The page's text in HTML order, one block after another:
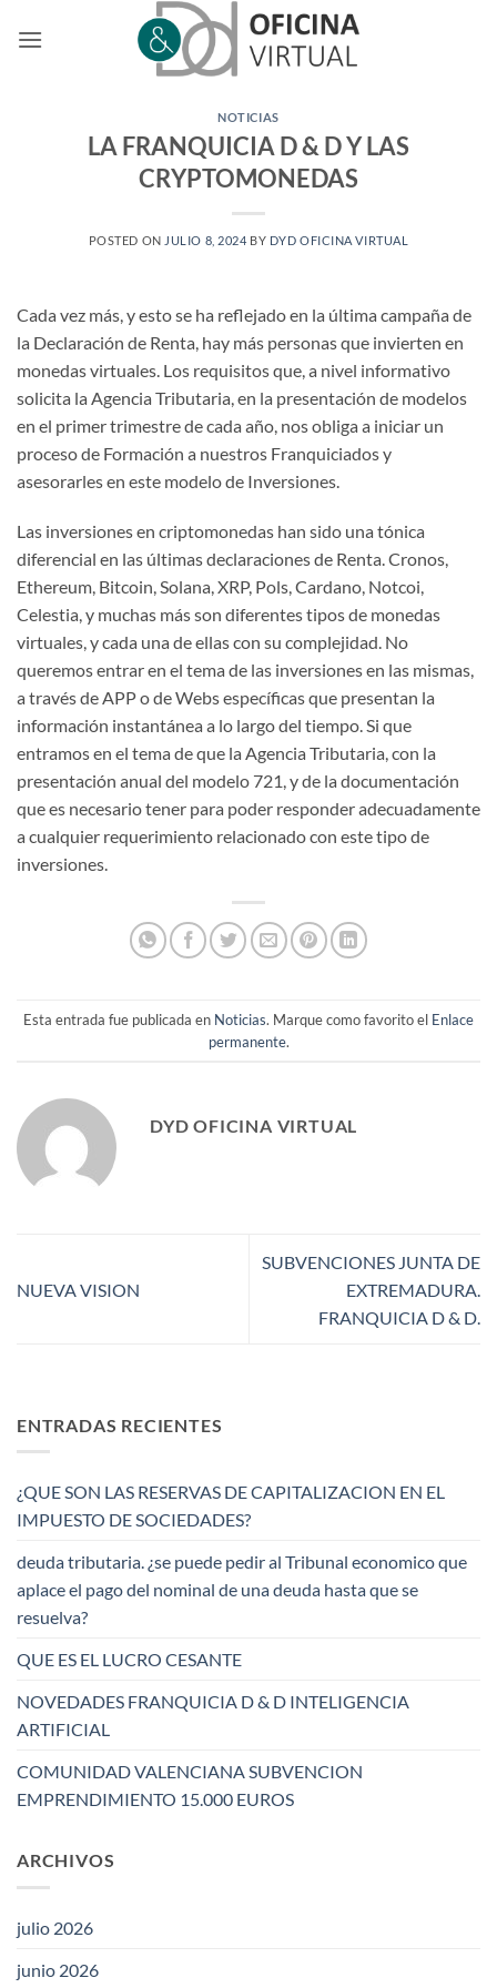
NOTICIAS
LA FRANQUICIA D & D Y LAS
CRYPTOMONEDAS
POSTED ON JULIO 8, 2024 BY DYD OFICINA VIRTUAL
Cada vez más, y esto se ha reflejado en la última campaña de
la Declaración de Renta, hay más personas que invierten en
monedas virtuales. Los requisitos que, a nivel informativo
solicita la Agencia Tributaria, en la presentación de modelos
en el primer trimestre de cada año, nos obliga a iniciar un
proceso de Formación a nuestros Franquiciados y
asesorarles en este modelo de Inversiones.
Las inversiones en criptomonedas han sido una tónica
diferencial en las últimas declaraciones de Renta. Cronos,
Ethereum, Bitcoin, Solana, XRP, Pols, Cardano, Notcoi,
Celestia, y muchas más son diferentes tipos de monedas
virtuales, y cada una de ellas con su complejidad. No
queremos entrar en el tema de las inversiones en las mismas,
a través de APP o de Webs específicas que presentan la
información instantánea a lo largo del tiempo. Si que
entramos en el tema de que la Agencia Tributaria, con la
presentación anual del modelo 721, y de la documentación
que es necesario tener para poder responder adecuadamente
a cualquier requerimiento relacionado con este tipo de
inversiones.
Esta entrada fue publicada en Noticias. Marque como favorito el Enlace
permanente.
DYD OFICINA VIRTUAL
NUEVA VISION
SUBVENCIONES JUNTA DE
EXTREMADURA.
FRANQUICIA D & D.
ENTRADAS RECIENTES
¿QUE SON LAS RESERVAS DE CAPITALIZACION EN EL
IMPUESTO DE SOCIEDADES?
deuda tributaria. ¿se puede pedir al Tribunal economico que
aplace el pago del nominal de una deuda hasta que se
resuelva?
QUE ES EL LUCRO CESANTE
NOVEDADES FRANQUICIA D & D INTELIGENCIA
ARTIFICIAL
COMUNIDAD VALENCIANA SUBVENCION
EMPRENDIMIENTO 15.000 EUROS
ARCHIVOS
julio 2026
junio 2026